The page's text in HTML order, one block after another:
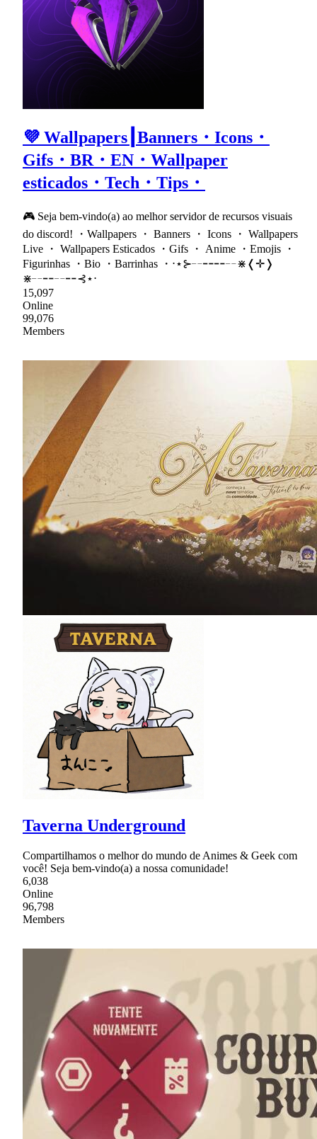
💜 Wallpapers┃Banners・Icons・
Gifs・BR・EN・Wallpaper
esticados・Tech・Tips・
🎮 Seja bem-vindo(a) ao melhor servidor de recursos visuais
do discord! ・Wallpapers ・ Banners ・ Icons ・ Wallpapers
Live ・ Wallpapers Esticados ・Gifs ・ Anime ・Emojis ・
Figurinhas ・Bio ・Barrinhas ・⋅⋆⊱╌╍╍╌⋇❬✛❭
⋇╌╍╌╍⊰⋆⋅
15,097
Online
99,076
Members
Taverna Underground
Compartilhamos o melhor do mundo de Animes & Geek com
você! Seja bem-vindo(a) a nossa comunidade!
6,038
Online
96,798
Members